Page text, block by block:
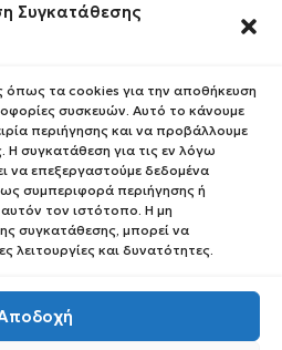
Συγκατάθεσης
όπως τα cookies για την αποθήκευση
συσκευών. Αυτό το κάνουμε
περιήγησης και να προβάλλουμε
Η συγκατάθεση για τις εν λόγω
να επεξεργαστούμε δεδομένα
συμπεριφορά περιήγησης ή
τον ιστότοπο. Η μη
συγκατάθεσης, μπορεί να
λειτουργίες και δυνατότητες.
Οι Παραγγελίες σου
Κέρδισε Κουπόνι
Έκπτωσης